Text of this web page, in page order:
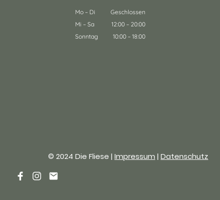
Mo– Di
Geschlossen
Mi – Sa 12:00– 20:00
Sonntag
10:00– 18:00
© 2024 Die Fliese | Impressum | Datenschutz